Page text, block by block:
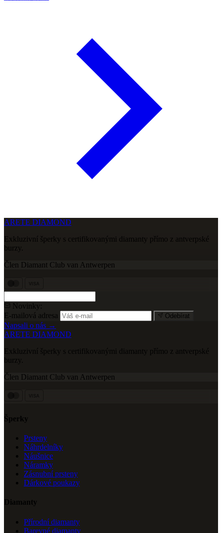
ARETE DIAMOND
Exkluzivní šperky s certifikovanými diamanty přímo z antverpské
burzy.
Člen Diamant Club van Antwerpen
Novinky:
E-mailová adresa
Odebírat
Napsali o nás →
ARETE DIAMOND
Exkluzivní šperky s certifikovanými diamanty přímo z antverpské
burzy.
Člen Diamant Club van Antwerpen
Šperky
Prsteny
Náhrdelníky
Náušnice
Náramky
Zásnubní prsteny
Dárkové poukazy
Diamanty
Přírodní diamanty
Barevné diamanty